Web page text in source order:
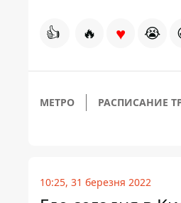
👍 🔥 ♥ 😭
МЕТРО РАСПИСАНИЕ
10:25, 31 березня 2022